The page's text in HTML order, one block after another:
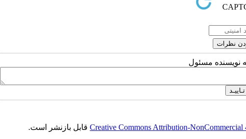
نویسنده مسئول
Creative Commons Attribution-NonCommercialقابل بازنشر است.